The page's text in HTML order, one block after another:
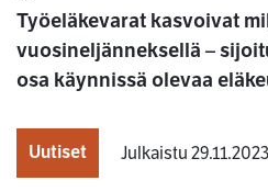
Työeläkevarat kasvoivat
vuosineljänneksellä –
osa käynnissä olevaa
Uutiset Julkaistu 29.11.2023